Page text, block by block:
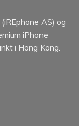
AS) og
iPhone
i Hong Kong.